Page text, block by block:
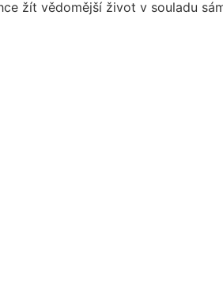
žít vědomější život v souladu